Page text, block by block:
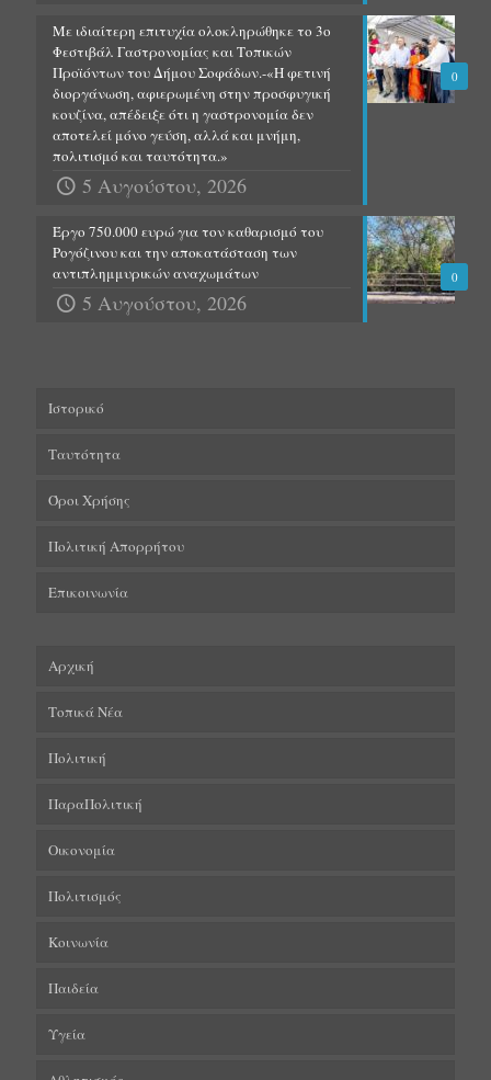
0
Με ιδιαίτερη επιτυχία ολοκληρώθηκε το 3ο
Φεστιβάλ Γαστρονομίας και Τοπικών
Προϊόντων του Δήμου Σοφάδων.-«Η φετινή
διοργάνωση, αφιερωμένη στην προσφυγική
κουζίνα, απέδειξε ότι η γαστρονομία δεν
αποτελεί μόνο γεύση, αλλά και μνήμη,
πολιτισμό και ταυτότητα.»
5 Αυγούστου, 2026
0
Έργο 750.000 ευρώ για τον καθαρισμό του
Ρογόζινου και την αποκατάσταση των
αντιπλημμυρικών αναχωμάτων
5 Αυγούστου, 2026
Ιστορικό
Ταυτότητα
Όροι Χρήσης
Πολιτική Απορρήτου
Επικοινωνία
Αρχική
Τοπικά Νέα
Πολιτική
ΠαραΠολιτική
Οικονομία
Πολιτισμός
Κοινωνία
Παιδεία
Υγεία